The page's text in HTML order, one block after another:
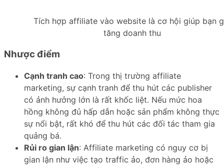
Tích hợp affiliate vào website là cơ hội giúp bạn
tăng doanh thu
Nhược điểm
Cạnh tranh cao: Trong thị trường affiliate
marketing, sự cạnh tranh để thu hút các publisher
có ảnh hưởng lớn là rất khốc liệt. Nếu mức hoa
hồng không đủ hấp dẫn hoặc sản phẩm không thực
sự nổi bật, rất khó để thu hút các đối tác tham gia
quảng bá.
Rủi ro gian lận: Affiliate marketing có nguy cơ bị
gian lận như việc tạo traffic ảo, đơn hàng ảo hoặc